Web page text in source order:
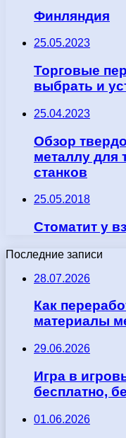
Финляндия
25.05.2023
Торговые
выбрать и
25.04.2023
Обзор
металлу для
станков
25.05.2018
Стоматит у
Последние записи
28.07.2026
Как
материалы
29.06.2026
Игра в
бесплатно,
01.06.2026